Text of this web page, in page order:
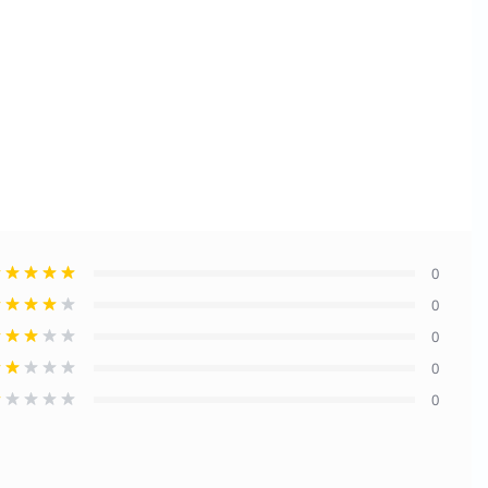
0
0
0
0
0